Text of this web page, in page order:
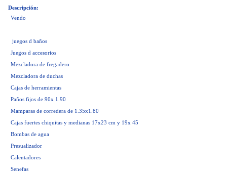
Descripción:
Vendo
juegos d baños
Juegos d accesorios
Mezcladora de fregadero
Mezcladora de duchas
Cajas de herramientas
Paños fijos de 90x 1.90
Mamparas de corredera de 1.35x1.80
Cajas fuertes chiquitas y medianas 17x23 cm y 19x 45
Bombas de agua
Presualizador
Calentadores
Senefas